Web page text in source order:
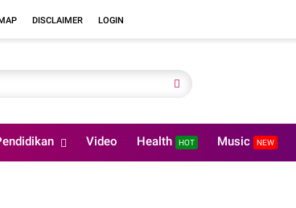
DISCLAIMER LOGIN
Video Health HOT Music NEW